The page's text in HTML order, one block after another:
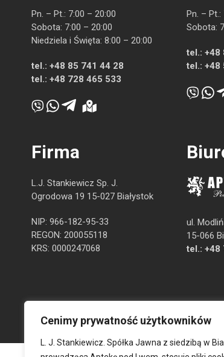
Cenimy prywatność użytkowników
L. J. Stankiewicz. Spółka Jawna z siedzibą w
Pn. – Pt.: 7:00 – 20:00
Sobota: 7:00 – 20:00
Niedziela i Święta: 8:00 – 20:00
tel.: +48 85 741 44 28
tel.: +48 728 465 533
Pn. – Pt.:
Sobota:
tel.: +48
tel.: +48
Firma
L.J. Stankiewicz Sp. J.
Ogrodowa 19 15-027 Białystok
NIP: 966-182-95-33
REGON: 200055118
KRS: 0000247068
ul.
15-066
tel.: +48